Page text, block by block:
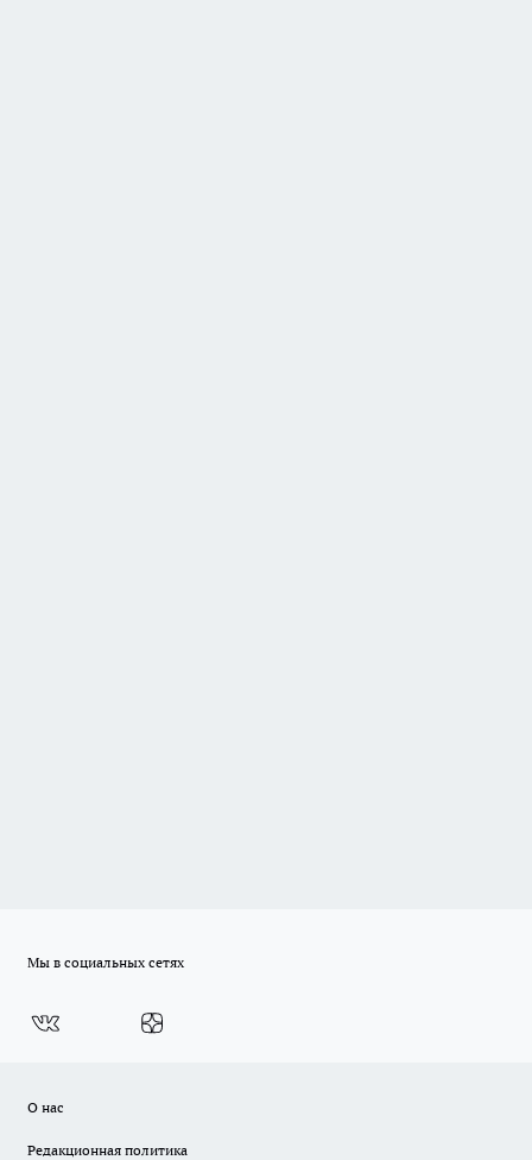
Мы в социальных сетях
О нас
Редакционная политика